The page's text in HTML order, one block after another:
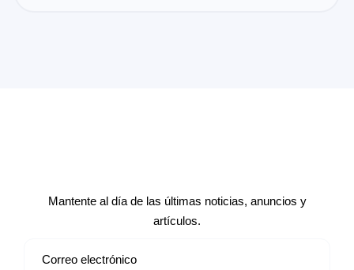
Mantente al día de las últimas noticias, anuncios y
artículos.